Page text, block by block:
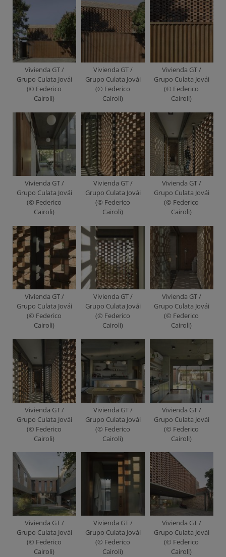
Vivienda GT /
Grupo Culata Jovái
(© Federico
Cairoli)
Vivienda GT /
Grupo Culata Jovái
(© Federico
Cairoli)
Vivienda GT /
Grupo Culata Jovái
(© Federico
Cairoli)
Vivienda GT /
Grupo Culata Jovái
(© Federico
Cairoli)
Vivienda GT /
Grupo Culata Jovái
(© Federico
Cairoli)
Vivienda GT /
Grupo Culata Jovái
(© Federico
Cairoli)
Vivienda GT /
Grupo Culata Jovái
(© Federico
Cairoli)
Vivienda GT /
Grupo Culata Jovái
(© Federico
Cairoli)
Vivienda GT /
Grupo Culata Jovái
(© Federico
Cairoli)
Vivienda GT /
Grupo Culata Jovái
(© Federico
Cairoli)
Vivienda GT /
Grupo Culata Jovái
(© Federico
Cairoli)
Vivienda GT /
Grupo Culata Jovái
(© Federico
Cairoli)
Vivienda GT /
Grupo Culata Jovái
(© Federico
Cairoli)
Vivienda GT /
Grupo Culata Jovái
(© Federico
Cairoli)
Vivienda GT /
Grupo Culata Jovái
(© Federico
Cairoli)